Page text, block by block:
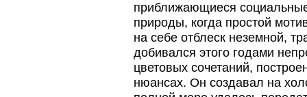
приближающиеся
природы, когда простой
на себе отблеск неземной,
добивался этого годами
цветовых сочетаний,
нюансах. Он создавал на